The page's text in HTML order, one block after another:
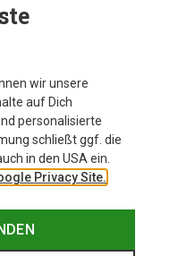
wir unsere
auf Dich
personalisierte
schließt ggf. die
in den USA ein.
Privacy Site.